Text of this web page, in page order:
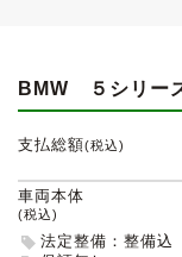
BMW ５シリー
支払総額(税込)
車両本体
(税込)
法定整備：整備込